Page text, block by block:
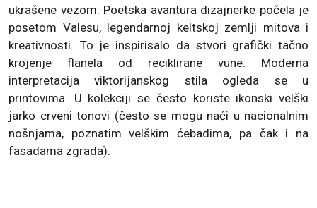
ukrašene vezom. Poetska avantura dizajnerke počela je
posetom Valesu, legendarnoj keltskoj zemlji mitova i
kreativnosti. To je inspirisalo da stvori grafički tačno
krojenje flanela od reciklirane vune. Moderna
interpretacija viktorijanskog stila ogleda se u
printovima. U kolekciji se često koriste ikonski velški
jarko crveni tonovi (često se mogu naći u nacionalnim
nošnjama, poznatim velškim ćebadima, pa čak i na
fasadama zgrada).